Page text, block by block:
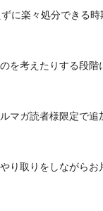
に楽々処分できる時
を考えたりする段階
マガ読者様限定で追
り取りをしながらお